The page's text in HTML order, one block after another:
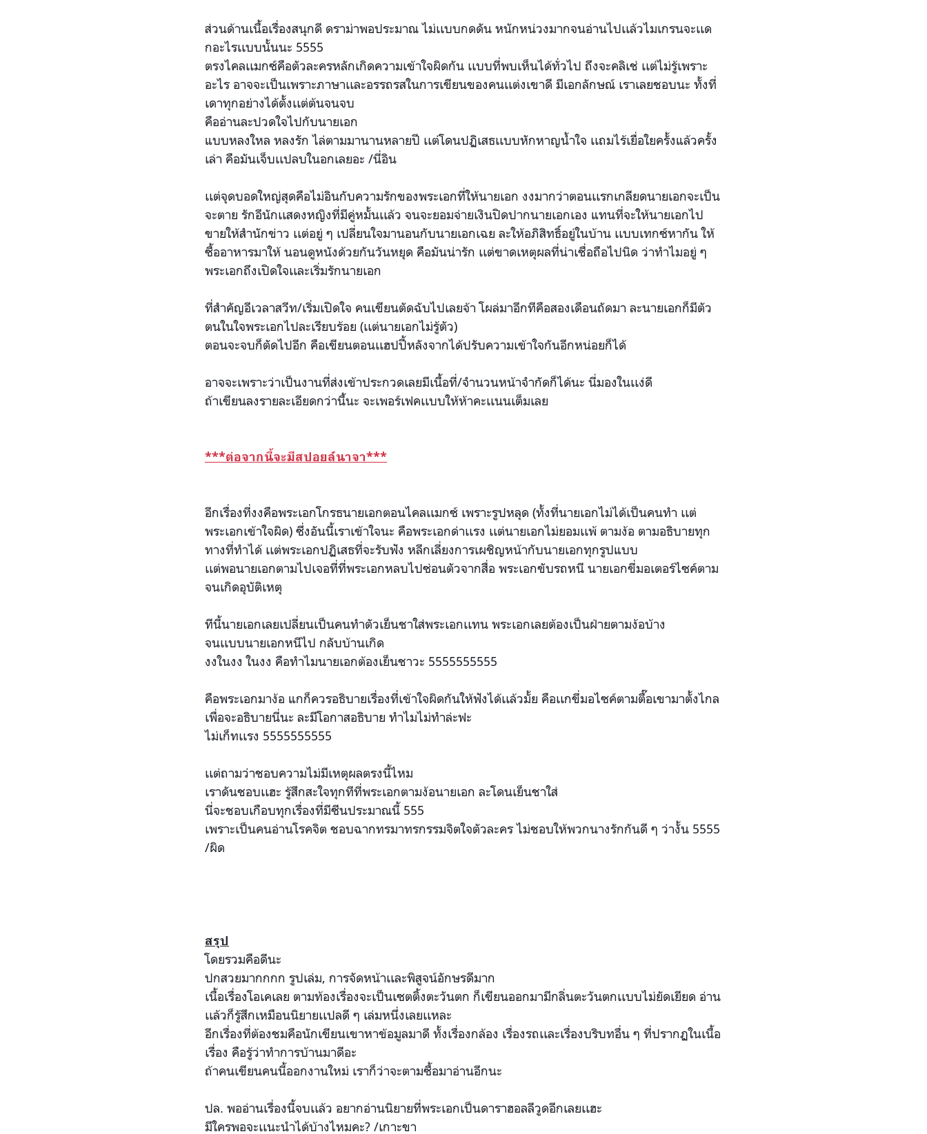
ส่วนด้านเนื้อเรื่องสนุกดี ดราม่าพอประมาณ ไม่เเบบกดดัน หนักหน่วงมากจนอ่านไปเเล้วไมเกรนจะเเด
กอะไรเเบบนั้นนะ 5555
ตรงไคลเเมกซ์คือตัวละครหลักเกิดความเข้าใจผิดกัน เเบบที่พบเห็นได้ทั่วไป ถึงจะคลิเช่ เเต่ไม่รู้เพราะ
อะไร อาจจะเป็นเพราะภาษาเเละอรรถรสในการเขียนของคนเเต่งเขาด ี มีเอกลักษณ์ เราเลยชอบนะ ทั้งที่
เดาทุกอย่างได้ตั้งเเต่ต้นจนจบ
คืออ่านละปวดใจไปกับนายเอก
แบบหลงใหล หลงรัก ไล่ตามมานานหลายปี เเต่โดนปฏิเสธเเบบหักหาญน้ำใจ เเถมไร้เยื่อใยครั้งแล้วครั้ง
เล่า คือมันเจ็บเเปลบในอกเลยอะ /นี่อิน
เเต่จุดบอดใหญ่สุดคือไม่อินกับความรักของพระเอกที่ให้นายเอก งงมากว่าตอนเเรกเกลียดนายเอกจะเป็น
จะตาย รักอีนักเเสดงหญิงที่มีคู่หมั้นเเล้ว จนจะยอมจ่ายเงินปิดปากนายเอกเอง แทนที่จะให้นายเอกไป
ขายให้สำนักข่าว เเต่อยู่ ๆ เปลี่ยนใจมานอนกับนายเอกเฉย ละให้อภิสิทธิ์อยู่ในบ้าน เเบบเทกซ์หากัน ให้
ซื้ออาหารมาให้ นอนดูหนังด้วยกันวันหยุด คือมันน่ารัก เเต่ขาดเหตุผลที่น่าเชื่อถือไปนิด ว่าทำไมอยู่ ๆ
พระเอกถึงเปิดใจเเละเริ่มรักนายเอก
ที่สำคัญอีเวลาสวีท/เริ่มเปิดใจ คนเขียนตัดฉับไปเลยจ้า โผล่มาอีกทีคือสองเดือนถัดมา ละนายเอกก็มีตัว
ตนในใจพระเอกไปละเรียบร้อย (เเต่นายเอกไม่รู้ตัว)
ตอนจะจบก็ตัดไปอีก คือเขียนตอนเเฮปปี้หลังจากได้ปรับความเข้าใจกันอีกหน่อยก็ได้
อาจจะเพราะว่าเป็นงานที่ส่งเข้าประกวดเลยมีเนื้อที่/จำนวนหน้าจำกัดก็ได้นะ นี่มองในเเง่ดี
ถ้าเขียนลงรายละเอียดกว่านี้นะ จะเพอร์เฟคเเบบให้ห้าคะเเนนเต็มเลย
***ต่อจากนี้จะมีสปอยล์นาจา***
อีกเรื่องที่งงคือพระเอกโกรธนายเอกตอนไคลเเมกซ์ เพราะรูปหลุด (ทั้งที่นายเอกไม่ได้เป็นคนทำ เเต่
พระเอกเข้าใจผิด) ซึ่งอันนี้เราเข้าใจนะ คือพระเอกด่าเเรง เเต่นายเอกไม่ยอมเเพ้ ตามง้อ ตามอธิบายทุก
ทางที่ทำได้ เเต่พระเอกปฏิเสธที่จะรับฟัง หลีกเลี่ยงการเผชิญหน้ากับนายเอกทุกรูปแบบ
เเต่พอนายเอกตามไปเจอที่ที่พระเอกหลบไปซ่อนตัวจากสื่อ พระเอกขับรถหนี นายเอกขี่มอเตอร์ไซค์ตาม
จนเกิดอุบัติเหตุ
ทีนี้นายเอกเลยเปลี่ยนเป็นคนทำตัวเย็นชาใส่พระเอกเเทน พระเอกเลยต้องเป็นฝ่ายตามง้อบ้าง
จนเเบบนายเอกหนีไป กลับบ้านเกิด
งงในงง ในงง คือทำไมนายเอกต้องเย็นชาวะ 5555555555
คือพระเอกมาง้อ แกก็ควรอธิบายเรื่องที่เข้าใจผิดกันให้ฟังได้เเล้วมั้ย คือเเกขี่มอไซค์ตามตื๊อเขามาตั้งไกล
เพื่อจะอธิบายนี่นะ ละมีโอกาสอธิบาย ทำไมไม่ทำล่ะฟะ
ไม่เก็ทเเรง 5555555555
เเต่ถามว่าชอบความไม่มีเหตุผลตรงนี้ไหม
เราดันชอบเเฮะ รู้สึกสะใจทุกทีที่พระเอกตามง้อนายเอก ละโดนเย็นชาใส่
นี่จะชอบเกือบทุกเรื่องที่มีซีนประมาณนี้ 555
เพราะเป็นคนอ่านโรคจิต ชอบฉากทรมาทรกรรมจิตใจตัวละคร ไม่ชอบให้พวกนางรักกันดี ๆ ว่างั้น 5555
/ผิด
สรุป
โดยรวมคือดีนะ
ปกสวยมากกกก รูปเล่ม, การจัดหน้าเเละพิสูจน์อักษรดีมาก
เนื้อเรื่องโอเคเลย ตามท้องเรื่องจะเป็นเซตติ้งตะวันตก ก็เขียนออกมามีกลิ่นตะวันตกเเบบไม่ยัดเยียด อ่าน
เเล้วก็รู้สึกเหมือนนิยายเเปลดี ๆ เล่มหนึ่งเลยเเหละ
อีกเรื่องที่ต้องชมคือนักเขียนเขาหาข้อมูลมาดี ทั้งเรื่องกล้อง เรื่องรถเเละเรื่องบริบทอื่น ๆ ที่ปรากฏในเนื้อ
เรื่อง คือรู้ว่าทำการบ้านมาดีอะ
ถ้าคนเขียนคนนี้ออกงานใหม่ เราก็ว่าจะตามซื้อมาอ่านอีกนะ
ปล. พออ่านเรื่องนี้จบเเล้ว อยากอ่านนิยายที่พระเอกเป็นดาราฮอลลีวูดอีกเลยเเฮะ
มีใครพอจะเเนะนำได้บ้างไหมคะ? /เกาะขา